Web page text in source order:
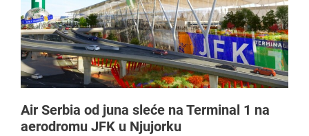
AGENT
Search
for:
Air Serbia od juna sleće na Terminal 1 na
aerodromu JFK u Njujorku